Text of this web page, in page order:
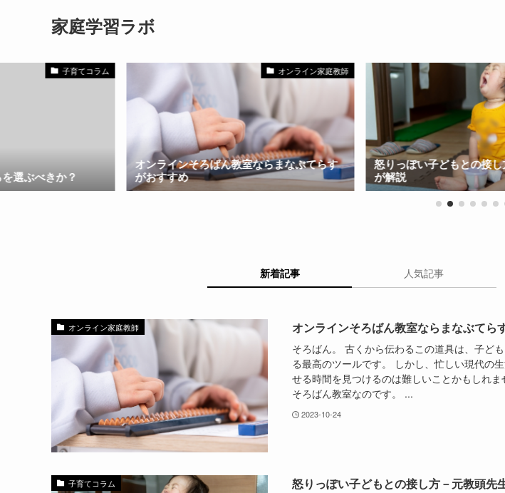
家庭学習ラボ
子育てコラム
選ぶべきか？
オンライン家庭教師
オンラインそろばん教室ならまなぶてらす
がおすすめ
怒りっぽい子どもとの接
が解説
新着記事 人気記事
オンライン家庭教師 オンラインそろばん教室ならまなぶてら
そろばん。 古くから伝わるこの道具は、子ど
る最高のツールです。 しかし、忙しい現代の
せる時間を見つけるのは難しいことかもしれ
そろばん教室なのです。 ...
2023-10-24
子育てコラム 怒りっぽい子どもとの接し方－元教頭先